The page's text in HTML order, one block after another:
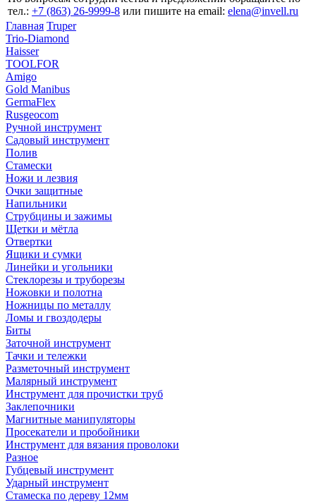
тел.: +7 (863) 26‐9999‐8 или пишите на email: elena@invell.ru
Главная Truper
Trio-Diamond
Haisser
TOOLFOR
Amigo
Gold Manibus
GermaFlex
Rusgeocom
Ручной инструмент
Садовый инструмент
Полив
Стамески
Ножи и лезвия
Очки защитные
Напильники
Струбцины и зажимы
Щетки и мётла
Отвертки
Ящики и сумки
Линейки и угольники
Стеклорезы и труборезы
Ножовки и полотна
Ножницы по металлу
Ломы и гвоздодеры
Биты
Заточной инструмент
Тачки и тележки
Разметочный инструмент
Малярный инструмент
Инструмент для прочистки труб
Заклепочники
Магнитные манипуляторы
Просекатели и пробойники
Инструмент для вязания проволоки
Разное
Губцевый инструмент
Ударный инструмент
Стамеска по дереву 12мм